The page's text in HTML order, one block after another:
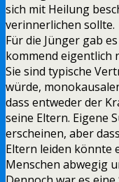
sich mit Heilung
verinnerlichen sollte.
Für die Jünger gab
kommend eigentlich
Sie sind typische
würde,
dass entweder der
seine Eltern. Eigene
erscheinen, aber
Eltern leiden könnte
Menschen abwegig